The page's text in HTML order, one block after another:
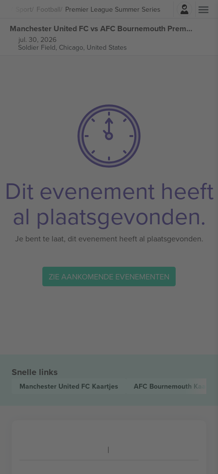
Sport Football Premier League Summer Series
Log in
Manchester United FC vs AFC Bournemouth Premier League Summer Series kaartjes
jul. 30, 2026
Soldier Field, Chicago, United States
Dit evenement heeft
al plaatsgevonden.
Je bent te laat, dit evenement heeft al plaatsgevonden.
ZIE AANKOMENDE EVENEMENTEN
Snelle links
Manchester United FC Kaartjes AFC Bournemouth